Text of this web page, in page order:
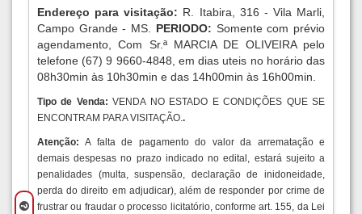
Endereço para visitação: R. Itabira, 316 - Vila Marli,
Campo Grande - MS. PERIODO: Somente com prévio
agendamento, Com Sr.ª MARCIA DE OLIVEIRA pelo
telefone (67) 9 9660-4848, em dias uteis no horário das
08h30min às 10h30min e das 14h00min às 16h00min.
Tipo de Venda:VENDA NO ESTADO E CONDIÇÕES QUE SE
ENCONTRAM PARA VISITAÇÃO..
Atenção:A falta de pagamento do valor da arrematação e
demais despesas no prazo indicado no edital, estará sujeito a
penalidades (multa, suspensão, declaração de inidoneidade,
perda do direito em adjudicar), além de responder por crime de
frustrar ou fraudar o processo licitatório, conforme art. 155, da Lei